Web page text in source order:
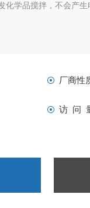
化学品搅拌，不会产生
厂商性
访 问